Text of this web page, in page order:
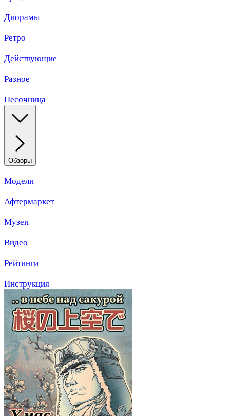
Диорамы
Ретро
Действующие
Разное
Песочница
Обзоры
Модели
Афтермаркет
Музеи
Видео
Рейтинги
Инструкция